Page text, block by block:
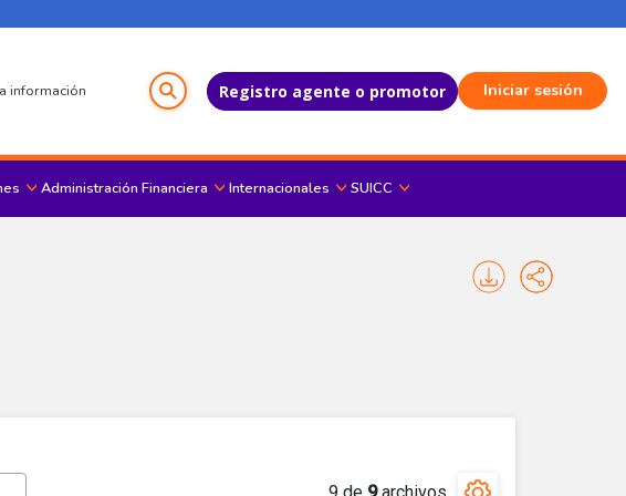
información Registro agente o promotor Iniciar sesión
Administración Financiera Internacionales SUICC